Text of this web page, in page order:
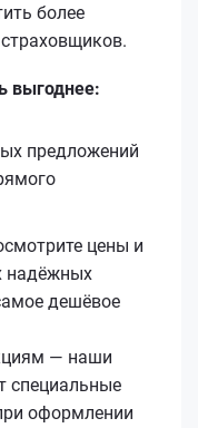
более
выгоднее:
предложений
цены и
надёжных
дешёвое
— наши
специальные
оформлении